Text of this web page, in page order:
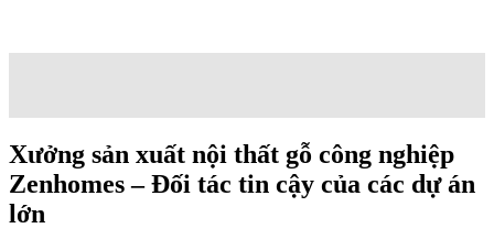
Xưởng sản xuất nội thất gỗ công nghiệp
Zenhomes – Đối tác tin cậy của các dự án
lớn